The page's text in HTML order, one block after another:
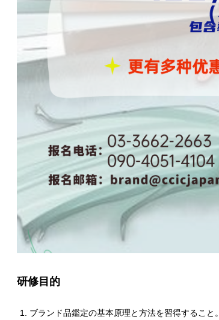
研修目的
ブランド品鑑定の基本原理と方法を習得すること。